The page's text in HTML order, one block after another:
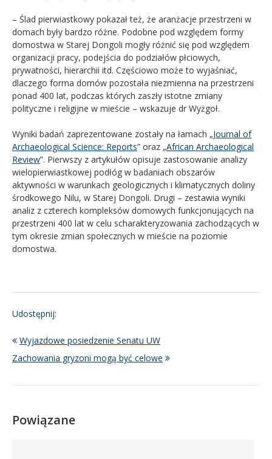
– Ślad pierwiastkowy pokazał też, że aranżacje przestrzeni w
domach były bardzo różne. Podobne pod względem formy
domostwa w Starej Dongoli mogły różnić się pod względem
organizacji pracy, podejścia do podziałów płciowych,
prywatności, hierarchii itd. Częściowo może to wyjaśniać,
dlaczego forma domów pozostała niezmienna na przestrzeni
ponad 400 lat, podczas których zaszły istotne zmiany
polityczne i religijne w mieście – wskazuje dr Wyżgoł.
Wyniki badań zaprezentowane zostały na łamach „Journal of
Archaeological Science: Reports” oraz „African Archaeological
Review”. Pierwszy z artykułów opisuje zastosowanie analizy
wielopierwiastkowej podłóg w badaniach obszarów
aktywności w warunkach geologicznych i klimatycznych doliny
środkowego Nilu, w Starej Dongoli. Drugi – zestawia wyniki
analiz z czterech kompleksów domowych funkcjonujących na
przestrzeni 400 lat w celu scharakteryzowania zachodzących w
tym okresie zmian społecznych w mieście na poziomie
domostwa.
Udostępnij:
Wyjazdowe posiedzenie Senatu UW
Zachowania gryzoni mogą być celowe
Powiązane